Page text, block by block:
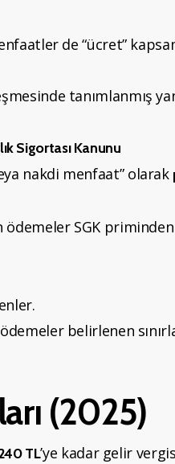
de “ücret”
tanımlanmış
Sigortası Kanunu
nakdi menfaat” olarak
SGK
belirlenen
(2025)
TL’ye kadar gelir